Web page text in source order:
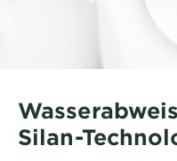
Silan-